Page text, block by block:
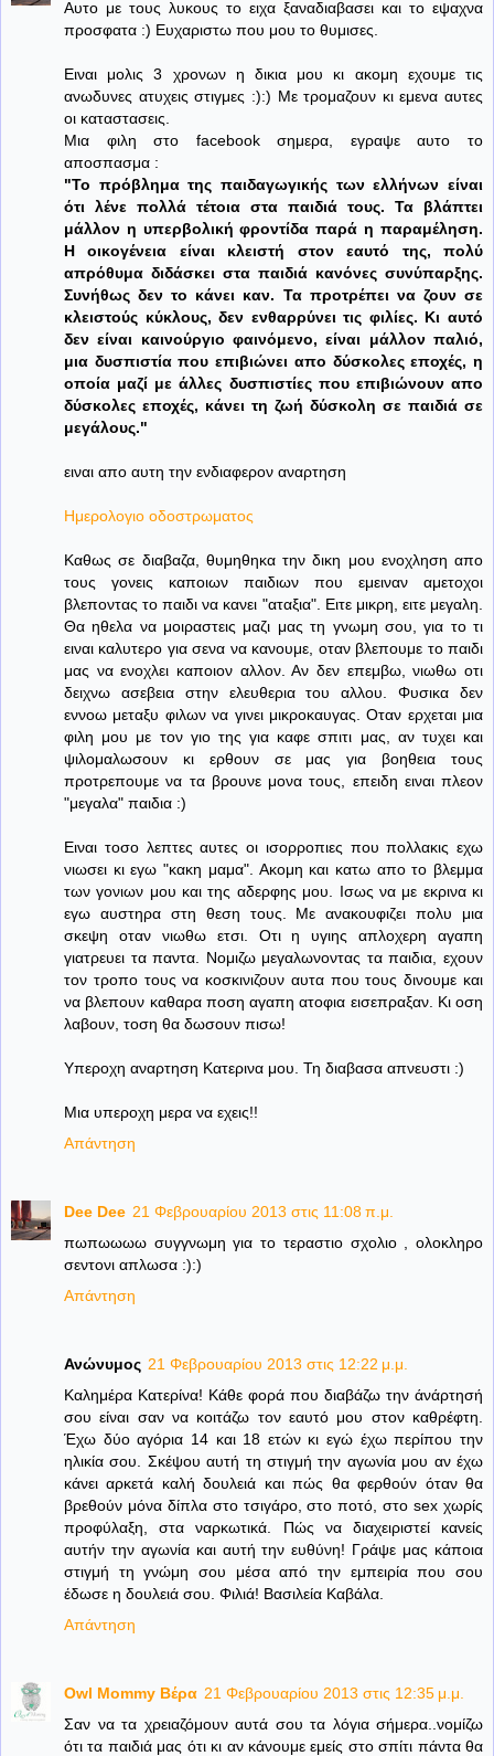
Αυτο με τους λυκους το ειχα ξαναδιαβασει και το εψαχνα
προσφατα :) Ευχαριστω που μου το θυμισες.
Ειναι μολις 3 χρονων η δικια μου κι ακομη εχουμε τις
ανωδυνες ατυχεις στιγμες :):) Με τρομαζουν κι εμενα αυτες
οι καταστασεις.
Μια φιλη στο facebook σημερα, εγραψε αυτο το
αποσπασμα :
"Το πρόβλημα της παιδαγωγικής των ελλήνων είναι
ότι λένε πολλά τέτοια στα παιδιά τους. Τα βλάπτει
μάλλον η υπερβολική φροντίδα παρά η παραμέληση.
Η οικογένεια είναι κλειστή στον εαυτό της, πολύ
απρόθυμα διδάσκει στα παιδιά κανόνες συνύπαρξης.
Συνήθως δεν το κάνει καν. Τα προτρέπει να ζουν σε
κλειστούς κύκλους, δεν ενθαρρύνει τις φιλίες. Κι αυτό
δεν είναι καινούργιο φαινόμενο, είναι μάλλον παλιό,
μια δυσπιστία που επιβιώνει απο δύσκολες εποχές, η
οποία μαζί με άλλες δυσπιστίες που επιβιώνουν απο
δύσκολες εποχές, κάνει τη ζωή δύσκολη σε παιδιά σε
μεγάλους."
ειναι απο αυτη την ενδιαφερον αναρτηση
Ημερολογιο οδοστρωματος
Καθως σε διαβαζα, θυμηθηκα την δικη μου ενοχληση απο
τους γονεις καποιων παιδιων που εμειναν αμετοχοι
βλεποντας το παιδι να κανει "αταξια". Ειτε μικρη, ειτε μεγαλη.
Θα ηθελα να μοιραστεις μαζι μας τη γνωμη σου, για το τι
ειναι καλυτερο για σενα να κανουμε, οταν βλεπουμε το παιδι
μας να ενοχλει καποιον αλλον. Αν δεν επεμβω, νιωθω οτι
δειχνω ασεβεια στην ελευθερια του αλλου. Φυσικα δεν
εννοω μεταξυ φιλων να γινει μικροκαυγας. Οταν ερχεται μια
φιλη μου με τον γιο της για καφε σπιτι μας, αν τυχει και
ψιλομαλωσουν κι ερθουν σε μας για βοηθεια τους
προτρεπουμε να τα βρουνε μονα τους, επειδη ειναι πλεον
"μεγαλα" παιδια :)
Ειναι τοσο λεπτες αυτες οι ισορροπιες που πολλακις εχω
νιωσει κι εγω "κακη μαμα". Ακομη και κατω απο το βλεμμα
των γονιων μου και της αδερφης μου. Ισως να με εκρινα κι
εγω αυστηρα στη θεση τους. Με ανακουφιζει πολυ μια
σκεψη οταν νιωθω ετσι. Οτι η υγιης απλοχερη αγαπη
γιατρευει τα παντα. Νομιζω μεγαλωνοντας τα παιδια, εχουν
τον τροπο τους να κοσκινιζουν αυτα που τους δινουμε και
να βλεπουν καθαρα ποση αγαπη ατοφια εισεπραξαν. Κι οση
λαβουν, τοση θα δωσουν πισω!
Υπεροχη αναρτηση Κατερινα μου. Τη διαβασα απνευστι :)
Μια υπεροχη μερα να εχεις!!
Απάντηση
Dee Dee 21 Φεβρουαρίου 2013 στις 11:08 π.μ.
πωπωωωω συγγνωμη για το τεραστιο σχολιο , ολοκληρο
σεντονι απλωσα :):)
Απάντηση
Ανώνυμος 21 Φεβρουαρίου 2013 στις 12:22 μ.μ.
Καλημέρα Κατερίνα! Κάθε φορά που διαβάζω την άνάρτησή
σου είναι σαν να κοιτάζω τον εαυτό μου στον καθρέφτη.
Έχω δύο αγόρια 14 και 18 ετών κι εγώ έχω περίπου την
ηλικία σου. Σκέψου αυτή τη στιγμή την αγωνία μου αν έχω
κάνει αρκετά καλή δουλειά και πώς θα φερθούν όταν θα
βρεθούν μόνα δίπλα στο τσιγάρο, στο ποτό, στο sex χωρίς
προφύλαξη, στα ναρκωτικά. Πώς να διαχειριστεί κανείς
αυτήν την αγωνία και αυτή την ευθύνη! Γράψε μας κάποια
στιγμή τη γνώμη σου μέσα από την εμπειρία που σου
έδωσε η δουλειά σου. Φιλιά! Βασιλεία Καβάλα.
Απάντηση
Owl Mommy Βέρα 21 Φεβρουαρίου 2013 στις 12:35 μ.μ.
Σαν να τα χρειαζόμουν αυτά σου τα λόγια σήμερα..νομίζω
ότι τα παιδιά μας ότι κι αν κάνουμε εμείς στο σπίτι πάντα θα